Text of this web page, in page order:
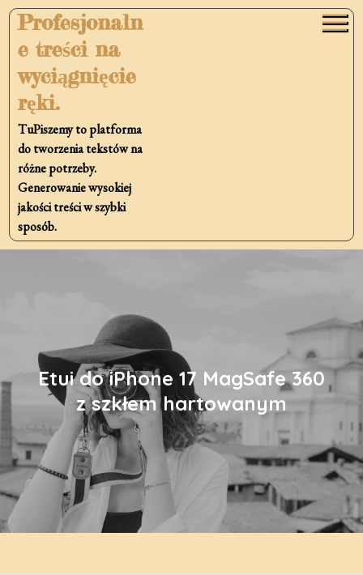
Skip
content
Profesjonaln
e treści na
wyciągnięcie
ręki.
TuPiszemy to platforma
do tworzenia tekstów na
różne potrzeby.
Generowanie wysokiej
jakości treści w szybki
sposób.
Etui do iPhone 17 MagSafe 360
z szkłem hartowanym